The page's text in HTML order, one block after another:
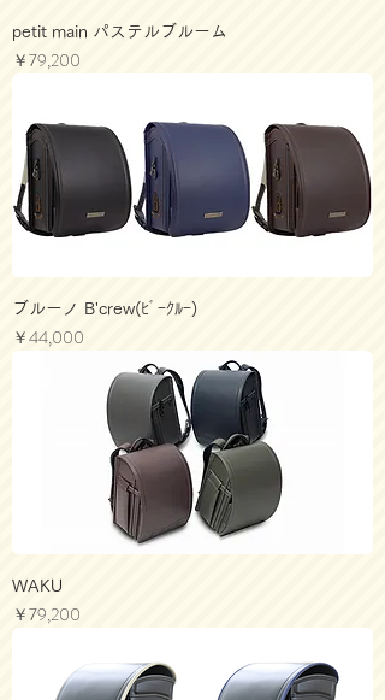
petit main パステルブルーム
価格
￥79,200
ブルーノ B'crew(ﾋﾞｰｸﾙｰ)
価格
￥44,000
WAKU
価格
￥79,200